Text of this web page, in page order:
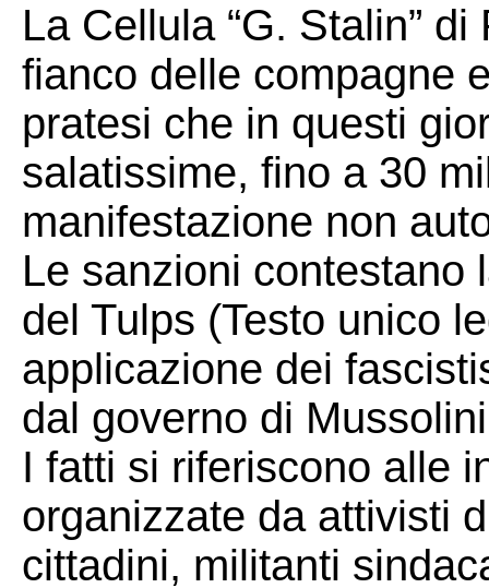
La Cellula “G. Stalin”
fianco delle compagne
pratesi che in questi
salatissime, fino a 30
manifestazione non
Le sanzioni contestano
del Tulps (Testo unico
applicazione dei
dal governo di
I fatti si riferiscono alle
organizzate da attivisti
cittadini, militanti